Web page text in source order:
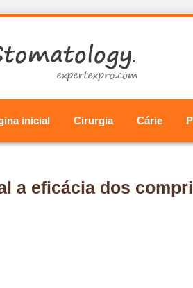
inicial Cirurgia Cárie
a eficácia dos